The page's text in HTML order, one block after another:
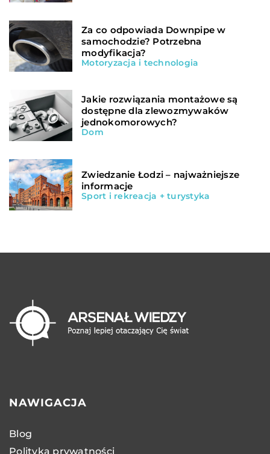
Za co odpowiada Downpipe w
samochodzie? Potrzebna
modyfikacja?
Motoryzacja i technologia
Jakie rozwiązania montażowe są
dostępne dla zlewozmywaków
jednokomorowych?
Dom
Zwiedzanie Łodzi – najważniejsze
informacje
Sport i rekreacja + turystyka
NAWIGACJA
Blog
Polityka prywatności